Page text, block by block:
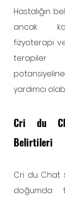
Hastalığın
ancak
fizyoterapi
terapiler
yardımcı
Cri du
Belirtileri
Cri du Chat
doğumda